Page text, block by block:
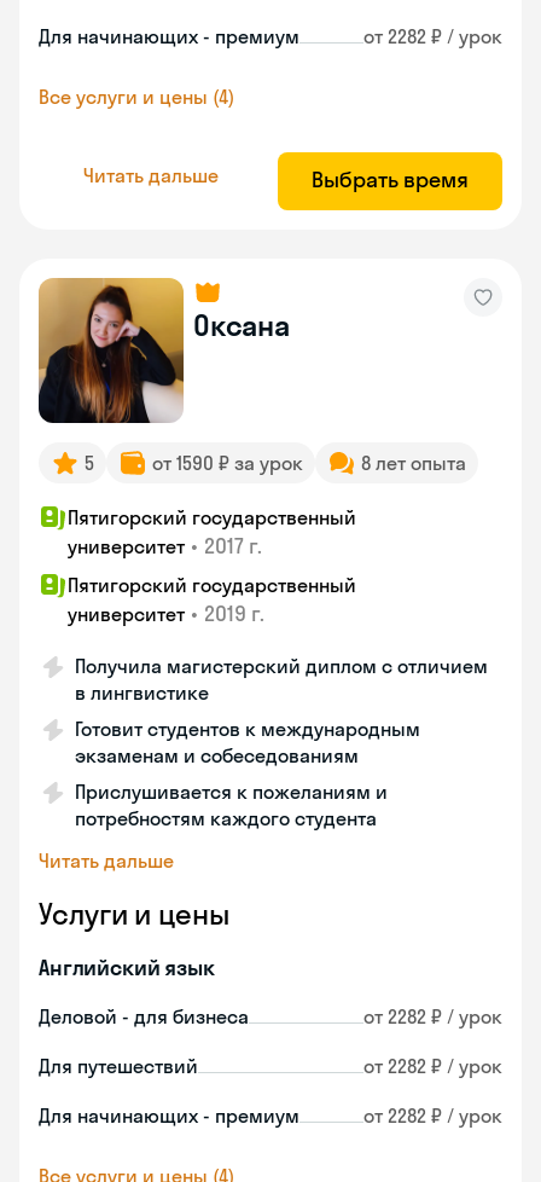
Для начинающих - премиум от 2282 ₽ / урок
Все услуги и цены (4)
Читать дальше Выбрать время
Оксана
5 от 1590 ₽ за урок 8 лет опыта
Пятигорский государственный
университет • 2017 г.
Пятигорский государственный
университет • 2019 г.
Получила магистерский диплом с отличием
в лингвистике
Готовит студентов к международным
экзаменам и собеседованиям
Прислушивается к пожеланиям и
потребностям каждого студента
Читать дальше
Услуги и цены
Английский язык
Деловой - для бизнеса от 2282 ₽ / урок
Для путешествий от 2282 ₽ / урок
Для начинающих - премиум от 2282 ₽ / урок
Все услуги и цены (4)